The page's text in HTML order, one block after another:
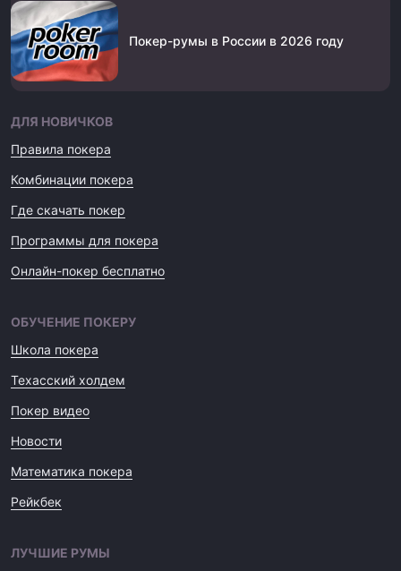
Покер-румы в России в 2026 году
ДЛЯ НОВИЧКОВ
Правила покера
Комбинации покера
Где скачать покер
Программы для покера
Онлайн-покер бесплатно
ОБУЧЕНИЕ ПОКЕРУ
Школа покера
Техасский холдем
Покер видео
Новости
Математика покера
Рейкбек
ЛУЧШИЕ РУМЫ